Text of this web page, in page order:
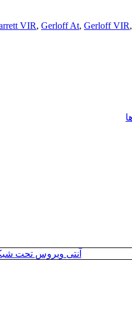
VIR, Gerloff At, Gerloff VIR,
آنتی ویروس تحت